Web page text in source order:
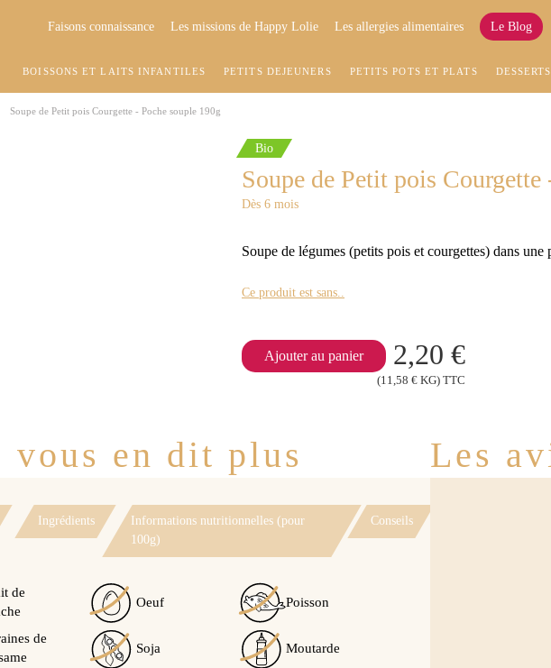
Faisons connaissance Les missions de Happy Lolie Les allergies alimentaires Le Blog
BOISSONS ET LAITS INFANTILES PETITS DÉJEUNERS PETITS POTS ET PLATS DESSERTS
Soupe de Petit pois Courgette - Poche souple 190g
Bio
Soupe de Petit pois Courgette
Dès 6 mois
Soupe de légumes (petits pois et courgettes) dans
Ce produit est sans..
Ajouter au panier 2,20 €
(11,58 € KG) TTC
en dit plus
Ingrédients
Informations nutritionnelles (pour
100g)
Conseils
de
Oeuf Poisson
de
Soja Moutarde
Les